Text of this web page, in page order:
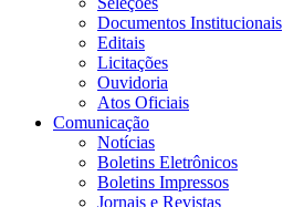
Documentos Institucionais
Editais
Licitações
Ouvidoria
Atos Oficiais
Comunicação
Notícias
Boletins Eletrônicos
Boletins Impressos
Jornais e Revistas